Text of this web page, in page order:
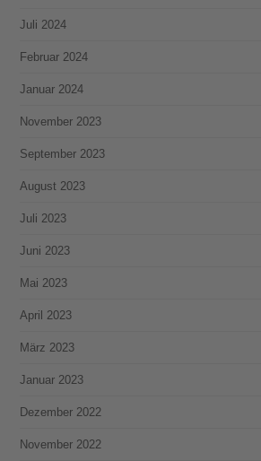
Juli 2024
Februar 2024
Januar 2024
November 2023
September 2023
August 2023
Juli 2023
Juni 2023
Mai 2023
April 2023
März 2023
Januar 2023
Dezember 2022
November 2022